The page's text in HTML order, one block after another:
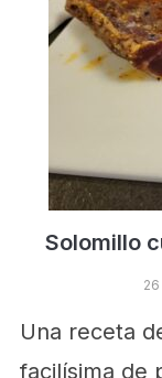
Solomillo
Una receta
facilísima de